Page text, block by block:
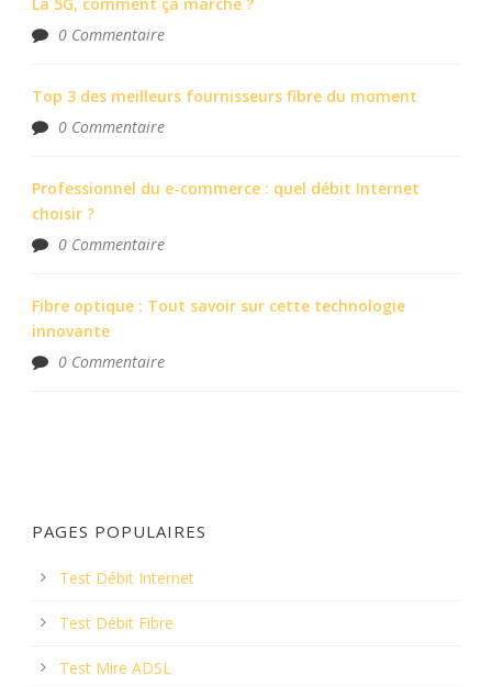
0 Commentaire
Top 3 des meilleurs fournisseurs fibre du moment
0 Commentaire
Professionnel du e-commerce : quel débit Internet
choisir ?
0 Commentaire
Fibre optique : Tout savoir sur cette technologie
innovante
0 Commentaire
PAGES POPULAIRES
Test Débit Internet
Test Débit Fibre
Test Mire ADSL